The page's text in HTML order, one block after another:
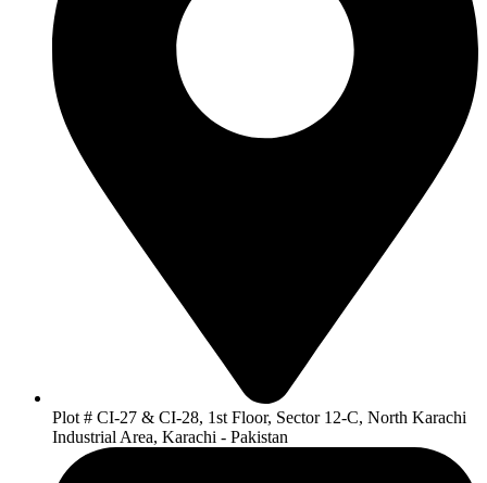
Plot # CI-27 & CI-28, 1st Floor, Sector 12-C, North Karachi
Industrial Area, Karachi - Pakistan